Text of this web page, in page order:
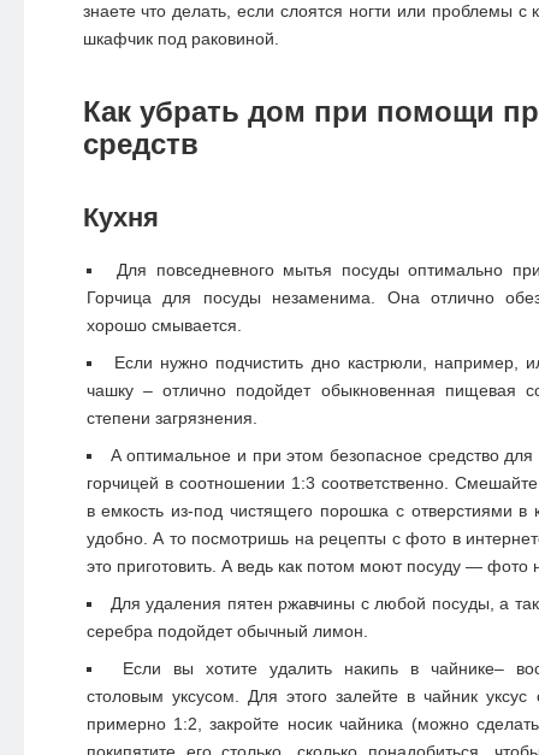
знаетечто делать, если слоятся ногти или проблемы с
шкафчик под раковиной.
Как убрать дом при помощи
средств
Кухня
Для повседневного мытья посуды оптимально
Горчица для посуды незаменима. Она отлично
хорошо смывается.
Если нужно подчистить дно кастрюли, например,
чашку – отлично подойдет обыкновенная пищевая
степени загрязнения.
А оптимальное и при этом безопасное средство
горчицей в соотношении 1:3 соответственно.
в емкость из-под чистящего порошка с отверстиями в
удобно. А то посмотришь на рецепты с фото в
это приготовить. А ведь как потом моют посуду — фото
Для удаления пятен ржавчины с любой посуды, а
серебра подойдет обычный лимон.
Если вы хотите удалить накипь в чайнике–
столовым уксусом. Для этого залейте в чайник
примерно 1:2, закройте носик чайника (можно